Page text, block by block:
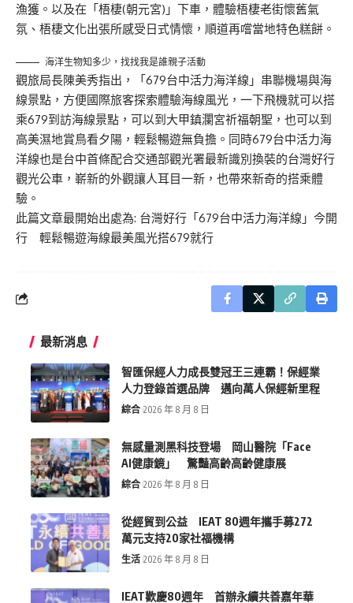
漁獲。以及在「梧棲(朝元宮)」下車，體驗梧棲老街懷舊氣
氛、梧棲文化出張所感受日式情懷，順道再嚐當地特色糕餅。
海洋生物知多少，找找我是誰親子活動
觀旅局長陳美秀指出，「679台中活力海洋線」串聯機場與海
線景點，方便國際旅客探索體驗海線風光，一下飛機就可以搭
乘679到訪海線景點，可以到大甲鎮瀾宮祈福朝聖，也可以到
高美濕地賞鳥看夕陽，輕鬆暢遊無負擔。同時679台中活力海
洋線也是台中首條配合交通部觀光署最新識別換裝的台灣好行
觀光公車，嶄新的外觀讓人耳目一新，也帶來新奇的搭乘體
驗。
此篇文章最開始出處為: 台灣好行「679台中活力海洋線」今開
行 輕鬆暢遊海線最美風光搭679就行
最新消息
智匯保經人力成長雙冠王三連霸！保經業
人力登錄首選品牌 邁向萬人保經新里程
綜合 2026 年 8 月 8 日
無感量測黑科技登場 岡山醫院「Face
AI健康鏡」 驚豔高齡高齡健康展
綜合 2026 年 8 月 8 日
從經貿到公益 IEAT 80週年攜手募272
萬元支持20家社福機構
生活 2026 年 8 月 8 日
IEAT歡慶80週年 首辦永續共善嘉年華